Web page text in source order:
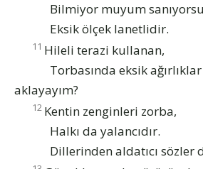
Bilmiyor muyum
Eksik ölçek lanetlidir.
11 Hileli terazi kullanan,
Torbasında eksik
aklayayım?
12 Kentin zenginleri zorba,
Halkı da yalancıdır.
Dillerinden aldatıcı sözler